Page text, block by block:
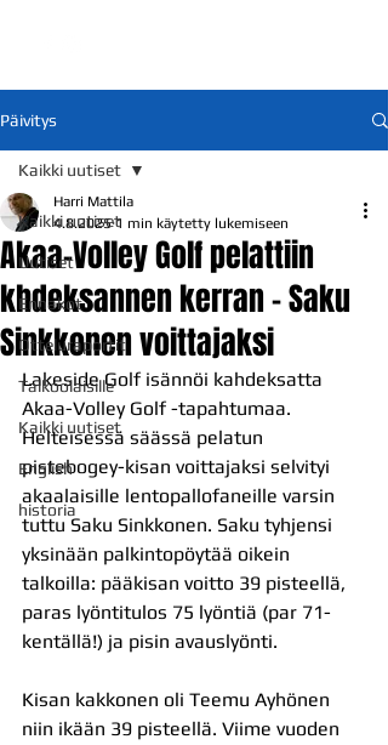
Päivitys
Kaikki uutiset
Uutiset
Ennakot
Otteluraportit
Talkoolaisille
Kaikki uutiset
English
historia
Kaikki uutiset
Akaa-Volley Golf pelattiin
khdeksannen kerran - Saku
Sinkkonen voittajaksi
Harri Mattila
4.8.2025 1 min käytetty lukemiseen
Lakeside Golf isännöi kahdeksatta
Akaa-Volley Golf -tapahtumaa.
Helteisessä säässä pelatun
pistebogey-kisan voittajaksi selvityi
akaalaisille lentopallofaneille varsin
tuttu Saku Sinkkonen. Saku tyhjensi
yksinään palkintopöytää oikein
talkoilla: pääkisan voitto 39 pisteellä,
paras lyöntitulos 75 lyöntiä (par 71-
kentällä!) ja pisin avauslyönti.
Kisan kakkonen oli Teemu Ayhönen
niin ikään 39 pisteellä. Viime vuoden